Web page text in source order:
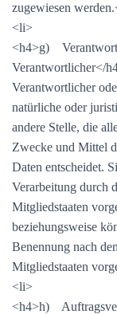
zugewiesen
<li>
<h4>g)
Verantwortlicher</
Verantwortlicher
natürliche oder
andere Stelle, die
Zwecke und Mittel
Daten entscheidet.
Verarbeitung durch
Mitgliedstaaten
beziehungsweise
Benennung nach
Mitgliedstaaten
<li>
<h4>h)